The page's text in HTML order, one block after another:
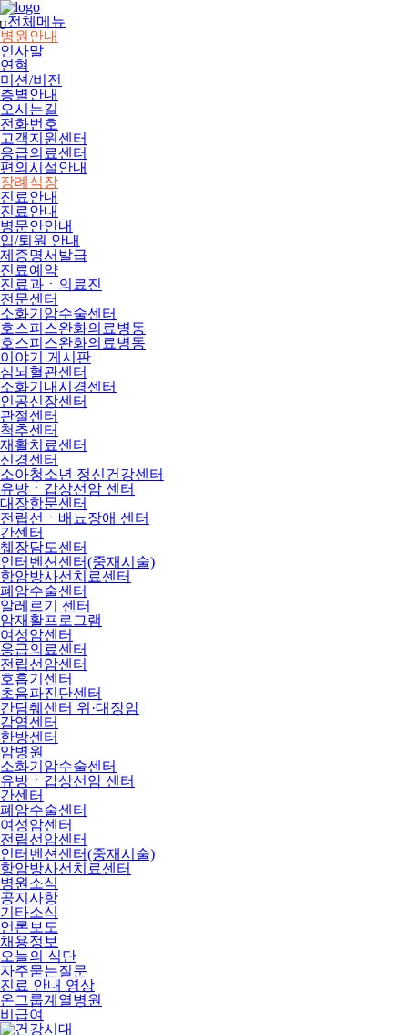
메
뉴
건
너
뛰
기
전체메뉴
병원안내
인사말
연혁
미션/비전
층별안내
오시는길
전화번호
고객지원센터
응급의료센터
편의시설안내
장례식장
진료안내
진료안내
병문안안내
입/퇴원 안내
제증명서발급
진료예약
진료과ㆍ의료진
전문센터
소화기암수술센터
호스피스완화의료병동
호스피스완화의료병동
이야기 게시판
심뇌혈관센터
소화기내시경센터
인공신장센터
관절센터
척추센터
재활치료센터
신경센터
소아청소년 정신건강센터
유방ㆍ갑상선암 센터
대장항문센터
전립선ㆍ배뇨장애 센터
간센터
췌장담도센터
인터벤션센터(중재시술)
항암방사선치료센터
폐암수술센터
알레르기 센터
암재활프로그램
여성암센터
응급의료센터
전립선암센터
호흡기센터
초음파진단센터
간담췌센터 위·대장암
감염센터
한방센터
암병원
소화기암수술센터
유방ㆍ갑상선암 센터
간센터
폐암수술센터
여성암센터
전립선암센터
인터벤션센터(중재시술)
항암방사선치료센터
병원소식
공지사항
기타소식
언론보도
채용정보
오늘의 식단
자주묻는질문
진료 안내 영상
온그룹계열병원
비급여